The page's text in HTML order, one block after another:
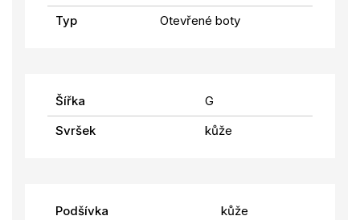
Typ
Otevřené boty
Šířka
G
Svršek
kůže
Podšívka
kůže